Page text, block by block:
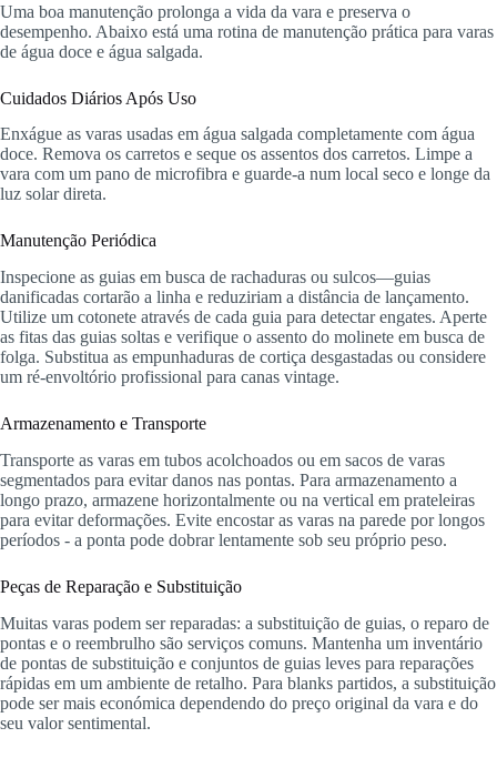
Uma boa manutenção prolonga a vida da vara e preserva o
desempenho. Abaixo está uma rotina de manutenção prática para varas
de água doce e água salgada.
Cuidados Diários Após Uso
Enxágue as varas usadas em água salgada completamente com água
doce. Remova os carretos e seque os assentos dos carretos. Limpe a
vara com um pano de microfibra e guarde-a num local seco e longe da
luz solar direta.
Manutenção Periódica
Inspecione as guias em busca de rachaduras ou sulcos—guias
danificadas cortarão a linha e reduziriam a distância de lançamento.
Utilize um cotonete através de cada guia para detectar engates. Aperte
as fitas das guias soltas e verifique o assento do molinete em busca de
folga. Substitua as empunhaduras de cortiça desgastadas ou considere
um ré-envoltório profissional para canas vintage.
Armazenamento e Transporte
Transporte as varas em tubos acolchoados ou em sacos de varas
segmentados para evitar danos nas pontas. Para armazenamento a
longo prazo, armazene horizontalmente ou na vertical em prateleiras
para evitar deformações. Evite encostar as varas na parede por longos
períodos - a ponta pode dobrar lentamente sob seu próprio peso.
Peças de Reparação e Substituição
Muitas varas podem ser reparadas: a substituição de guias, o reparo de
pontas e o reembrulho são serviços comuns. Mantenha um inventário
de pontas de substituição e conjuntos de guias leves para reparações
rápidas em um ambiente de retalho. Para blanks partidos, a substituição
pode ser mais económica dependendo do preço original da vara e do
seu valor sentimental.